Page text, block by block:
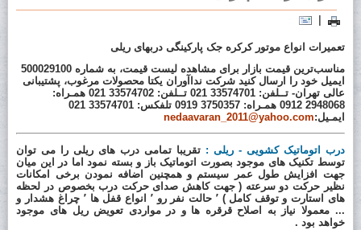
تعمیرات انواع موتور کرکره جک پارکینگی دربهای ریلی
مناسب‌ترین قیمت بازار برای مشاهده لیست قیمت، به شماره 500029100
ایمیل خود را ارسال کنید شرکت نداآوران یکتا محصولات مرغوب، پشتیبانی
عالی تهران- تــلفن: 33574701 021 تــلفن: 33574702 021 همـراه:
2948068 0912 همـراه: 3750357 0919 تلفکس: 33574701 021
ایمـیل:nedaavaran_2011@yahoo.com
درب اتوماتیک کشویی - ریلی : تقریبا تمامی درب های ریلی را می توان
توسط تکنیک های موجود بصورت اتوماتیک باز و بسته نمود اما در این میان
جهت افزایش طول عمر سیستم و همچنین اضافه نمودن برخی امکانات
نظیر حرکت دو سرعته ( جهت کاهش صدای حرکت درب بخصوص در لحظه
های استارت و توقف کامل ) ٬ حالت نفر رو ٬ انواع قفل ها ٬ چراغ هشدار و
... معمولا نیاز به اصلاح قرقره ها و در مواردی تعویض ریل های موجود
خواهد بود .